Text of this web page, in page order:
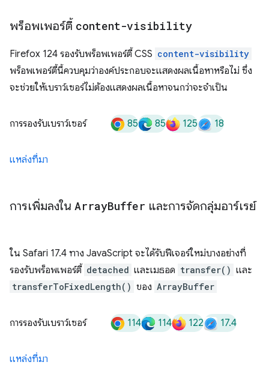
พร็อพเพอร์ตี้ content-visibility
Firefox 124 รองรับพร็อพเพอร์ตี้ CSS content-visibility
พร็อพเพอร์ตี้นี้ควบคุมว่าองค์ประกอบจะแสดงผลเนื้อหาหรือไม่ ซึ่ง
จะช่วยให้เบราว์เซอร์ไม่ต้องแสดงผลเนื้อหาจนกว่าจะจําเป็น
การรองรับเบราว์เซอร์ 85 85 125 18
แหล่งที่มา
การเพิ่มลงใน ArrayBuffer และการจัดกลุ่มอาร์เรย์
ใน Safari 17.4 ทาง JavaScript จะได้รับฟีเจอร์ใหม่บางอย่างที่
รองรับพร็อพเพอร์ตี้ detached และเมธอด transfer() และ
transferToFixedLength() ของ ArrayBuffer
การรองรับเบราว์เซอร์ 114 114 122 17.4
แหล่งที่มา